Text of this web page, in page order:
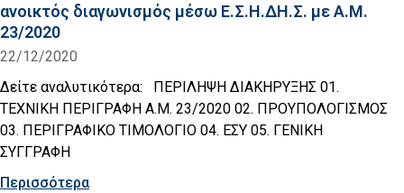
ανοικτός διαγωνισμός μέσω Ε.Σ.Η.ΔΗ.Σ. με Α.Μ.
23/2020
22/12/2020
Δείτε αναλυτικότερα: ΠΕΡΙΛΗΨΗ ΔΙΑΚΗΡΥΞΗΣ 01.
ΤΕΧΝΙΚΗ ΠΕΡΙΓΡΑΦΗ Α.Μ. 23/2020 02. ΠΡΟΥΠΟΛΟΓΙΣΜΟΣ
03. ΠΕΡΙΓΡΑΦΙΚΟ ΤΙΜΟΛΟΓΙΟ 04. ΕΣΥ 05. ΓΕΝΙΚΗ
ΣΥΓΓΡΑΦΗ
Περισσότερα